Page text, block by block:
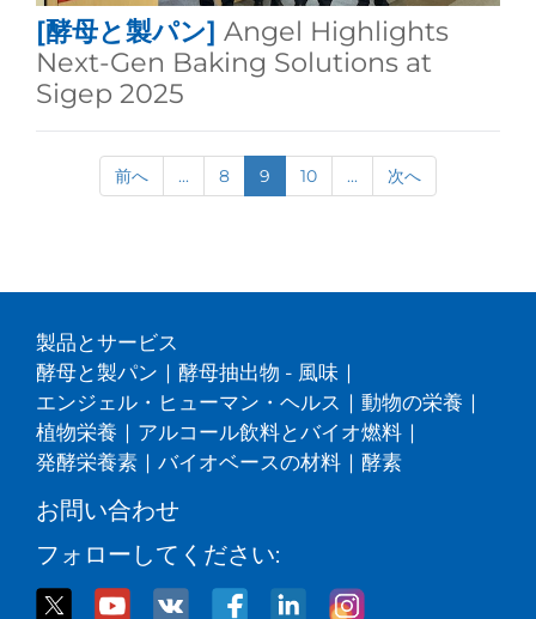
[酵母と製パン] Angel Highlights
Next-Gen Baking Solutions at
Sigep 2025
前へ ... 8 9 10 ... 次へ
製品とサービス
酵母と製パン | 酵母抽出物 - 風味 |
エンジェル・ヒューマン・ヘルス | 動物の栄養 |
植物栄養 | アルコール飲料とバイオ燃料 |
発酵栄養素 | バイオベースの材料 | 酵素
お問い合わせ
フォローしてください: